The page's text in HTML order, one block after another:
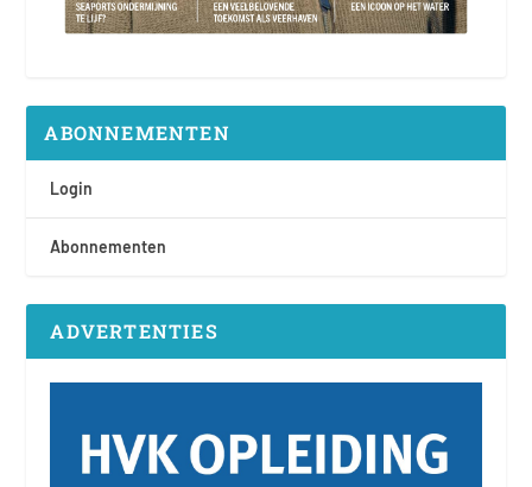
ABONNEMENTEN
Login
Abonnementen
ADVERTENTIES